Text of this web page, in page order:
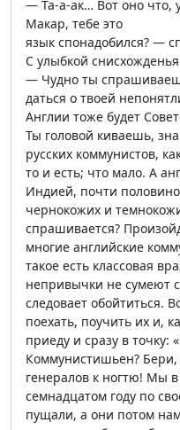
— Та-а-ак… Вот оно что,
Макар, тебе это
язык спонадобился? —
С улыбкой
— Чудно ты
даться о твоей
Англии тоже будет
Ты головой киваешь,
русских коммунистов,
то и есть; что мало. А
Индией, почти
чернокожих и
спрашивается?
многие английские
такое есть классовая
непривычки не сумеют
следовает обойтиться.
поехать, поучить их и,
приеду и сразу в точку:
Коммунистишьен? Бери,
генералов к ногтю! Мы в
семнадцатом году по
пущали, а они потом